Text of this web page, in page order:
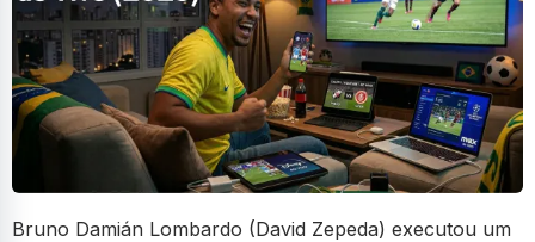
Bruno Damián Lombardo (David Zepeda) executou um